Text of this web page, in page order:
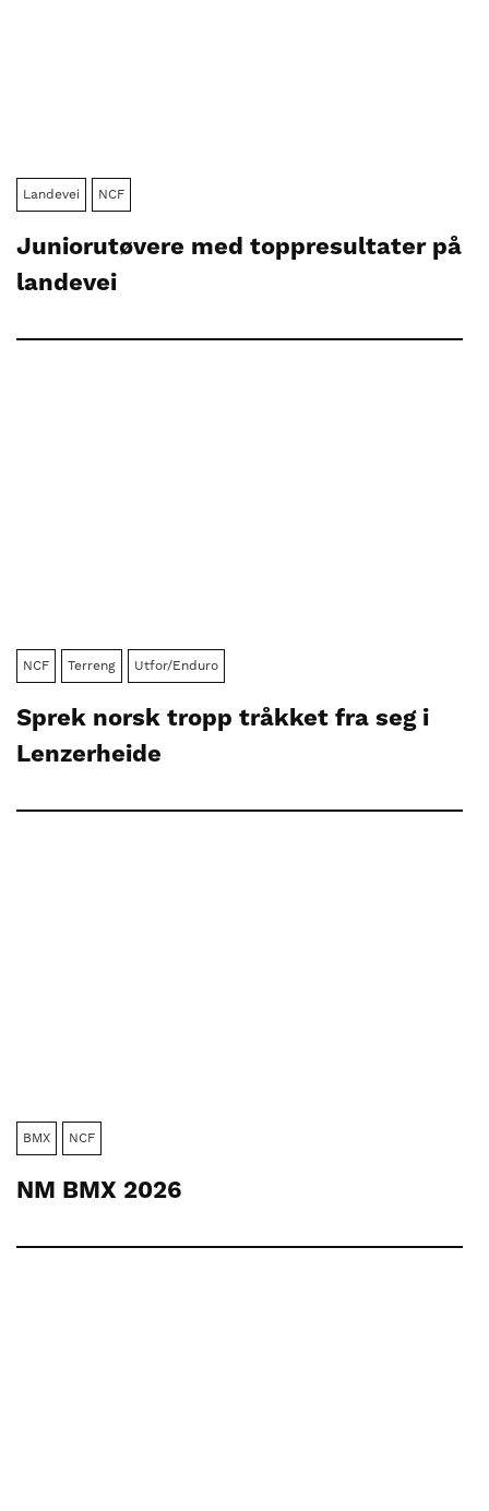
Landevei NCF
Juniorutøvere med toppresultater på
landevei
NCF Terreng Utfor/Enduro
Sprek norsk tropp tråkket fra seg i
Lenzerheide
BMX NCF
NM BMX 2026